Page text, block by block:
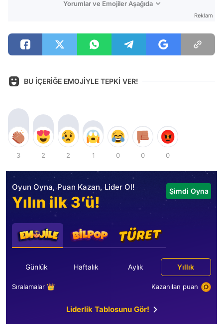
Yorumlar ve Emojiler Aşağıda
Reklam
BU İÇERİĞE EMOJİYLE TEPKİ VER!
3 2 2 1 0 0 0
Oyun Oyna, Puan Kazan, Lider Ol!
Yılın ilk 3’ü!
Şimdi Oyna
Günlük Haftalık Aylık Yıllık
Sıralamalar 👑 Kazanılan puan
Liderlik Tablosunu Gör!